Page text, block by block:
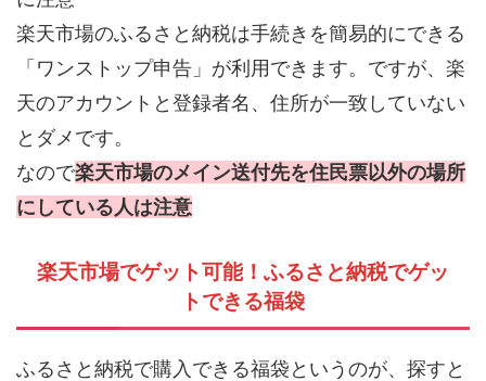
楽天市場のふるさと納税は手続きを簡易的にできる
「ワンストップ申告」が利用できます。ですが、楽
天のアカウントと登録者名、住所が一致していない
とダメです。
なので楽天市場のメイン送付先を住民票以外の場所
にしている人は注意
楽天市場でゲット可能！ふるさと納税でゲッ
トできる福袋
ふるさと納税で購入できる福袋というのが、探すと